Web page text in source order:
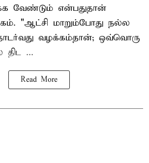
வேண்டும் என்பதுதான்
"ஆட்சி மாறும்போது நல்ல
வழக்கம்தான்; ஒவ்வொரு
திட ...
Read More